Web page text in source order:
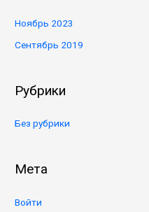
Ноябрь 2023
Сентябрь 2019
Рубрики
Без рубрики
Мета
Войти